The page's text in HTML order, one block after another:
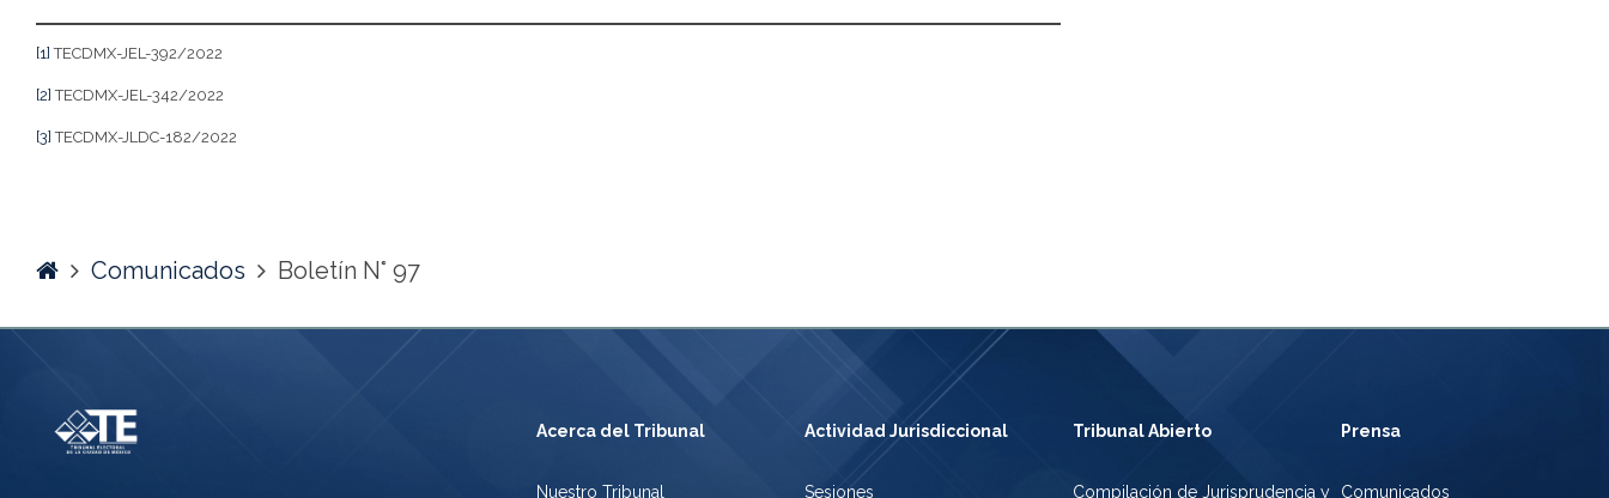
[1] TECDMX-JEL-392/2022
[2] TECDMX-JEL-342/2022
[3] TECDMX-JLDC-182/2022
HomeComunicados Boletín N° 97
Acerca del Tribunal
Nuestro Tribunal
Actividad Jurisdiccional
Sesiones
Tribunal Abierto
Compilación de Jurisprudencia y
Prensa
Comunicados